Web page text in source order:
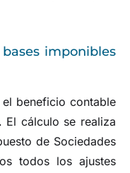
imponibles
beneficio contable
El cálculo se realiza
de Sociedades
todos los ajustes